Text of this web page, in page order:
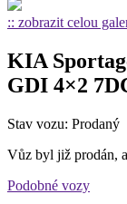
:: zobrazit celou
KIA
GDI 4×2
Stav vozu: Prodaný
Vůz byl již prodán,
Podobné vozy